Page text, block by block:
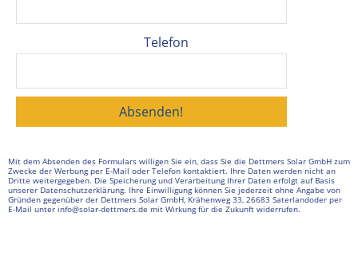
Telefon
Mit dem Absenden des Formulars willigen Sie ein, dass Sie die Dettmers Solar GmbH zum
Zwecke der Werbung per E-Mail oder Telefon kontaktiert. Ihre Daten werden nicht an
Dritte weitergegeben. Die Speicherung und Verarbeitung Ihrer Daten erfolgt auf Basis
unserer Datenschutzerklärung. Ihre Einwilligung können Sie jederzeit ohne Angabe von
Gründen gegenüber der Dettmers Solar GmbH, Krähenweg 33, 26683 Saterlandoder per
E-Mail unter info@solar-dettmers.de mit Wirkung für die Zukunft widerrufen.